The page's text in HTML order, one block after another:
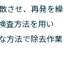
させ、再発を繰
査方法を用い
方法で除去作業